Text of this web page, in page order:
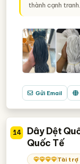
thành cạnh tranh.
Gửi Email
14
Dây Dệt
Quốc Tế
Tài trợ